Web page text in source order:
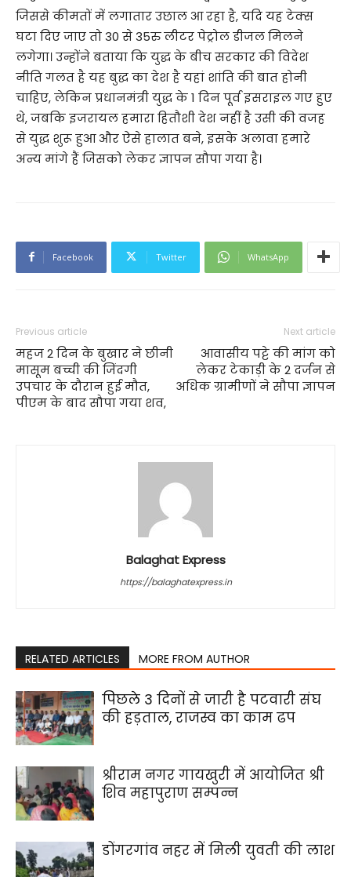
जिससे कीमतों में लगातार उछाल आ रहा है, यदि यह टेक्स
घटा दिए जाए तो 30 से 35रु लीटर पेट्रोल डीजल मिलने
लगेगा। उन्होंने बताया कि युद्ध के बीच सरकार की विदेश
नीति गलत है यह बुद्ध का देश है यहां शांति की बात होनी
चाहिए, लेकिन प्रधानमंत्री युद्ध के 1 दिन पूर्व इसराइल गए हुए
थे, जबकि इजरायल हमारा हितौशी देश नहीं है उसी की वजह
से युद्ध शुरू हुआ और ऐसे हालात बने, इसके अलावा हमारे
अन्य मांगे हैं जिसको लेकर ज्ञापन सौपा गया है।
Facebook Twitter WhatsApp
Previous article
महज 2 दिन के बुखार ने छीनी
मासूम बच्ची की जिंदगी
उपचार के दौरान हुई मौत,
पीएम के बाद सौपा गया शव,
Next article
आवासीय पट्टे की मांग को
लेकर टेकाड़ी के 2 दर्जन से
अधिक ग्रामीणों ने सौपा ज्ञापन
Balaghat Express
https://balaghatexpress.in
RELATED ARTICLES MORE FROM AUTHOR
पिछले 3 दिनों से जारी है पटवारी संघ
की हड़ताल, राजस्व का काम ढप
श्रीराम नगर गायखुरी में आयोजित श्री
शिव महापुराण सम्पन्न
डोंगरगांव नहर में मिली युवती की लाश